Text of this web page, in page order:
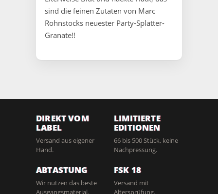
sind die feinen Zutaten von Marc
Rohnstocks neuester Party-Splatter-
Granate!!
DIREKT VOM
LABEL
Versand aus eigener
Hand.
LIMITIERTE
EDITIONEN
66 bis 500 Stück, keine
Nachpressung.
ABTASTUNG
Wir nutzen das beste
FSK 18
Versand mit